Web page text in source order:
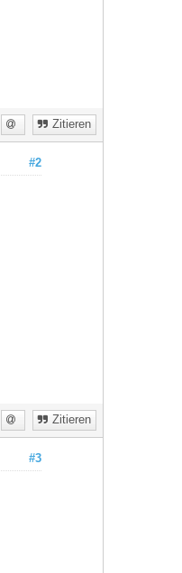
Zitieren
#2
Zitieren
#3